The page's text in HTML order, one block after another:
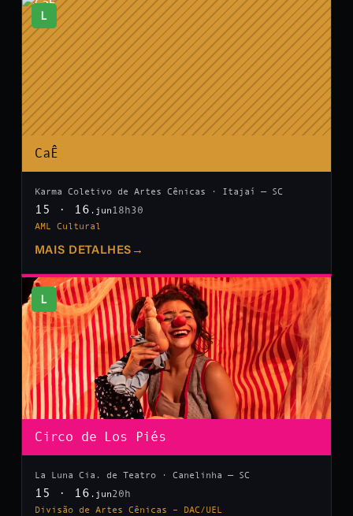
L
CaÊ
Karma Coletivo de Artes Cênicas · Itajaí — SC
15 · 16 .jun 18h30
AML Cultural
MAIS DETALHES →
L
Circo de Los Piés
La Luna Cia. de Teatro · Canelinha — SC
15 · 16 .jun20h
Divisão de Artes Cênicas – DAC/UEL